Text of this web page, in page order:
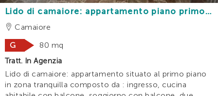
Lido di camaiore: appartamento piano primo a
500 metri dal mare
Camaiore
G
80 mq
Tratt. In Agenzia
Lido di camaiore: appartamento situato al primo piano
in zona tranquilla composto da : ingresso, cucina